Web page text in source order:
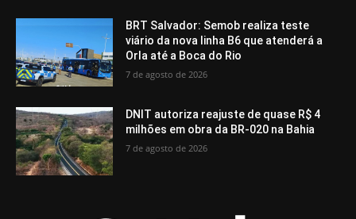
BRT Salvador: Semob realiza teste
viário da nova linha B6 que atenderá a
Orla até a Boca do Rio
7 de agosto de 2026
DNIT autoriza reajuste de quase R$ 4
milhões em obra da BR-020 na Bahia
7 de agosto de 2026